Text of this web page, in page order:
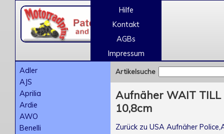
Hilfe
Kontakt
AGBs
Impressum
Adler
AJS
Aprilia
Ardie
AWO
Benelli
Artikelsuche
Aufnäher WAIT TILL
10,8cm
Zurück zu USA Aufnäher